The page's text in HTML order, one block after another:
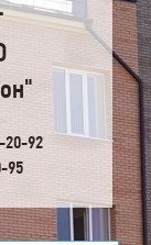
92
95